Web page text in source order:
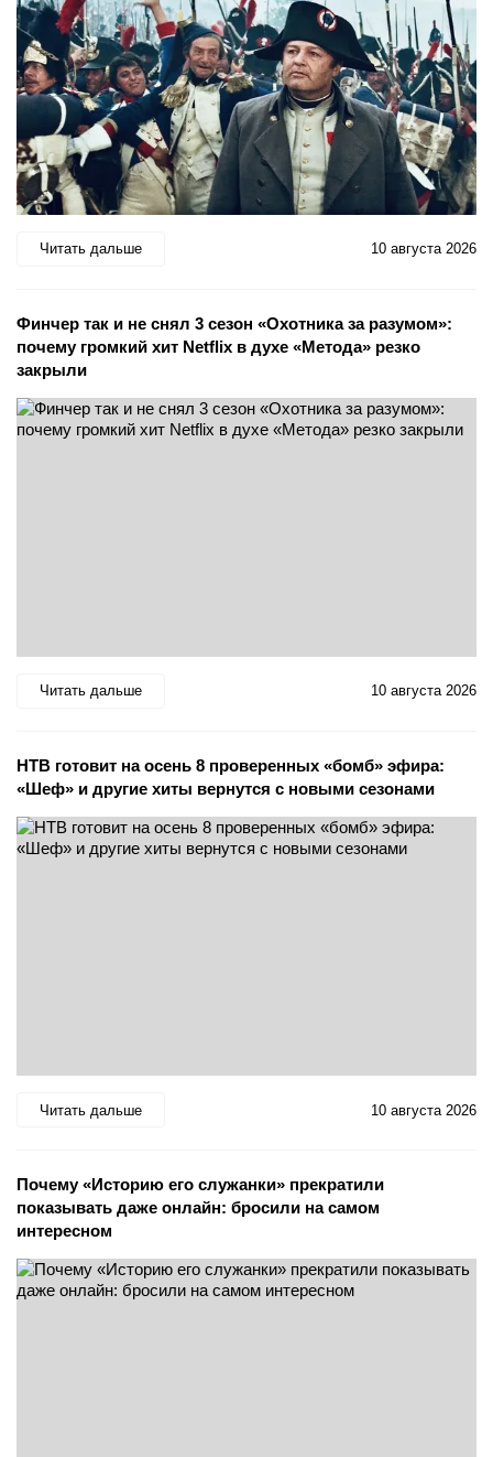
Читать дальше 10 августа 2026
Финчер так и не снял 3 сезон «Охотника за разумом»:
почему громкий хит Netflix в духе «Метода» резко
закрыли
Читать дальше 10 августа 2026
НТВ готовит на осень 8 проверенных «бомб» эфира:
«Шеф» и другие хиты вернутся с новыми сезонами
Читать дальше 10 августа 2026
Почему «Историю его служанки» прекратили
показывать даже онлайн: бросили на самом
интересном